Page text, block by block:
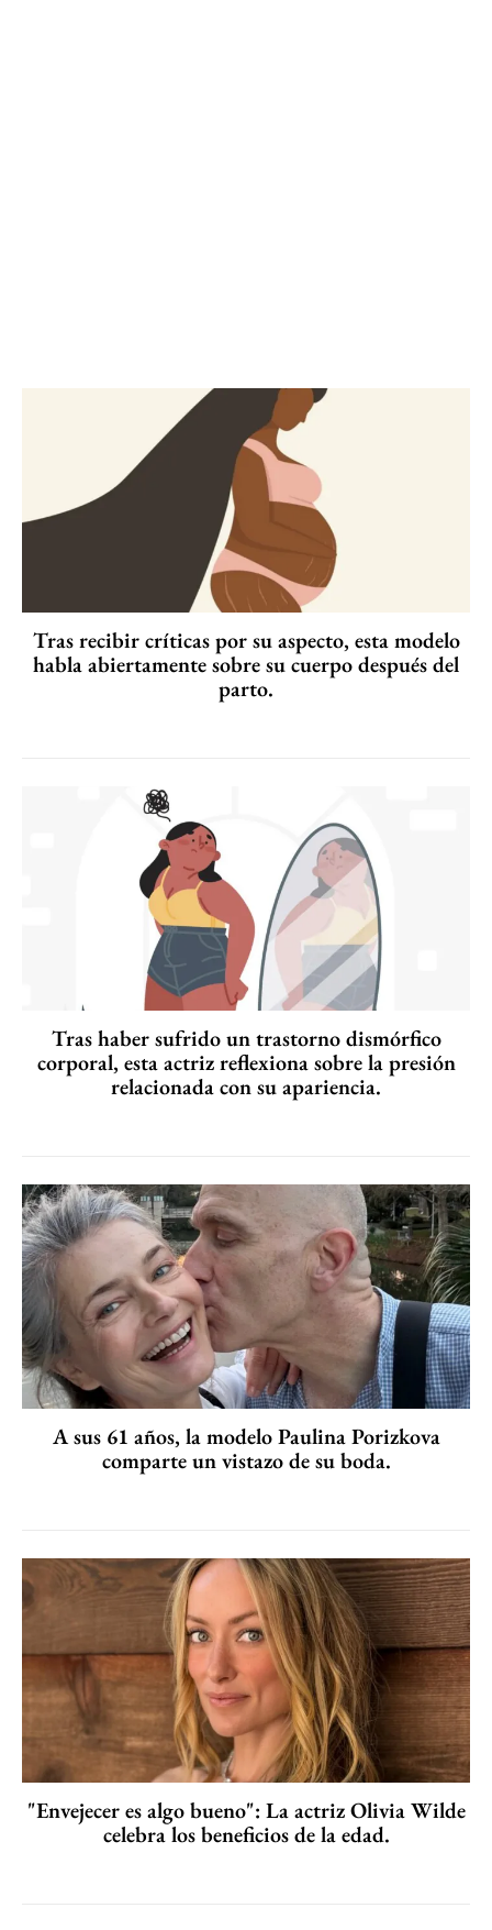
Tras recibir críticas por su aspecto, esta modelo
habla abiertamente sobre su cuerpo después del
parto.
Tras haber sufrido un trastorno dismórfico
corporal, esta actriz reflexiona sobre la presión
relacionada con su apariencia.
A sus 61 años, la modelo Paulina Porizkova
comparte un vistazo de su boda.
"Envejecer es algo bueno": La actriz Olivia Wilde
celebra los beneficios de la edad.